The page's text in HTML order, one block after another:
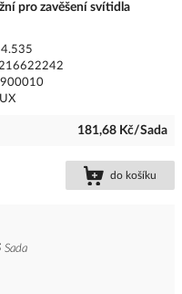
pro zavěšení svítidla
181,68 Kč/Sada
do košíku
Sada